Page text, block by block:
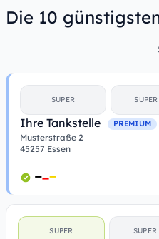
Die 10
SUPER
Ihre Tankstelle PREMIUM
Musterstraße 2
45257 Essen
SUPER SUPER